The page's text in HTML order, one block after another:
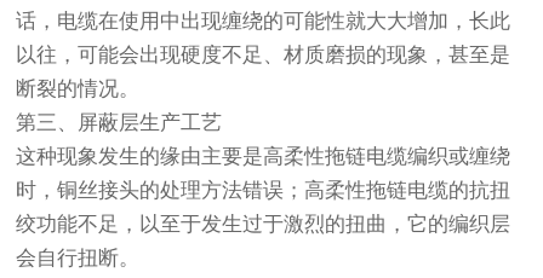
话，电缆在使用中出现缠绕的可能性就大大增加，长此
以往，可能会出现硬度不足、材质磨损的现象，甚至是
断裂的情况。
第三、屏蔽层生产工艺
这种现象发生的缘由主要是高柔性拖链电缆编织或缠绕
时，铜丝接头的处理方法错误；高柔性拖链电缆的抗扭
绞功能不足，以至于发生过于激烈的扭曲，它的编织层
会自行扭断。